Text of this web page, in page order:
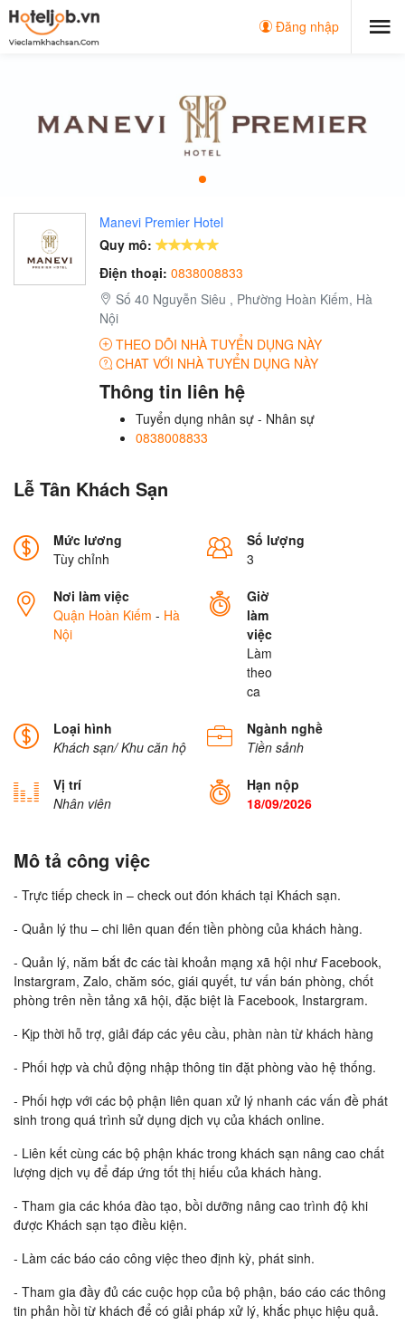
Đăng nhập
Manevi Premier Hotel
Quy mô:
Điện thoại: 0838008833
Số 40 Nguyễn Siêu , Phường Hoàn Kiếm, Hà
Nội
THEO DÕI NHÀ TUYỂN DỤNG NÀY
CHAT VỚI NHÀ TUYỂN DỤNG NÀY
Thông tin liên hệ
Tuyển dụng nhân sự - Nhân sự
0838008833
Lễ Tân Khách Sạn
Mức lương
Tùy chỉnh
Số lượng
3
Nơi làm việc
Quận Hoàn Kiếm - Hà
Nội
Giờ
làm
việc
Làm
theo
ca
Loại hình
Khách sạn/ Khu căn hộ
Ngành nghề
Tiền sảnh
Vị trí
Nhân viên
Hạn nộp
18/09/2026
Mô tả công việc
- Trực tiếp check in – check out đón khách tại Khách sạn.
- Quản lý thu – chi liên quan đến tiền phòng của khách hàng.
- Quản lý, năm bắt đc các tài khoản mạng xã hội như Facebook,
Instargram, Zalo, chăm sóc, giái quyết, tư vấn bán phòng, chốt
phòng trên nền tảng xã hội, đặc biệt là Facebook, Instargram.
- Kịp thời hỗ trợ, giải đáp các yêu cầu, phàn nàn từ khách hàng
- Phối hợp và chủ động nhập thông tin đặt phòng vào hệ thống.
- Phối hợp với các bộ phận liên quan xử lý nhanh các vấn đề phát
sinh trong quá trình sử dụng dịch vụ của khách online.
- Liên kết cùng các bộ phận khác trong khách sạn nâng cao chất
lượng dịch vụ để đáp ứng tốt thị hiếu của khách hàng.
- Tham gia các khóa đào tạo, bồi dưỡng nâng cao trình độ khi
được Khách sạn tạo điều kiện.
- Làm các báo cáo công việc theo định kỳ, phát sinh.
- Tham gia đầy đủ các cuộc họp của bộ phận, báo cáo các thông
tin phản hồi từ khách để có giải pháp xử lý, khắc phục hiệu quả.